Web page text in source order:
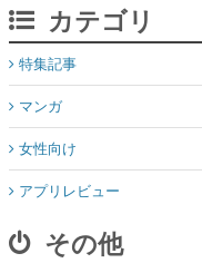
カテゴリ
特集記事
マンガ
女性向け
アプリレビュー
その他